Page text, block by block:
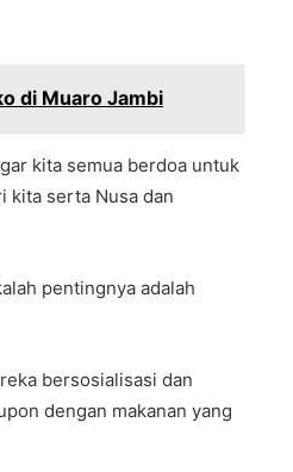
di Muaro Jambi
kita semua berdoa untuk
kita serta Nusa dan
pentingnya adalah
bersosialisasi dan
dengan makanan yang